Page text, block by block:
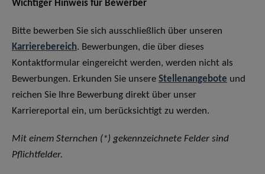
Wichtiger Hinweis für Bewerber
Bitte bewerben Sie sich ausschließlich über unseren
Karrierebereich. Bewerbungen, die über dieses
Kontaktformular eingereicht werden, werden nicht als
Bewerbungen. Erkunden Sie unsere Stellenangebote und
reichen Sie Ihre Bewerbung direkt über unser
Karriereportal ein, um berücksichtigt zu werden.
Mit einem Sternchen (*) gekennzeichnete Felder sind
Pflichtfelder.